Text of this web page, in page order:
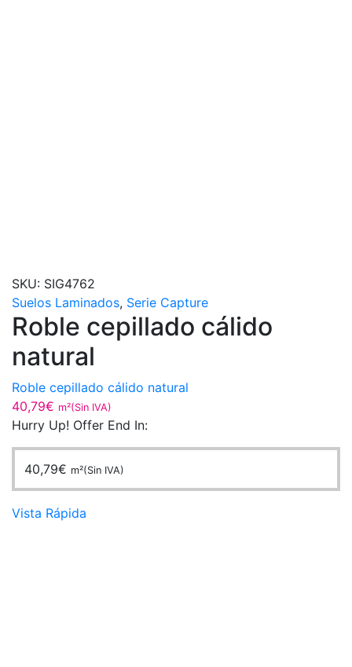
SKU: SIG4762
Suelos Laminados, Serie Capture
Roble cepillado cálido
natural
Roble cepillado cálido natural
40,79€ m²(Sin IVA)
Hurry Up! Offer End In:
40,79€ m²(Sin IVA)
Vista Rápida